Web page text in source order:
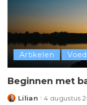
Artikelen
Beginnen met
Posted
Lilian 4 augustus